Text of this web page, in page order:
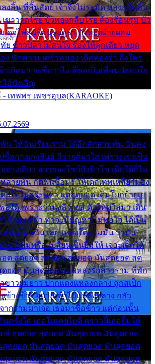
งลิ้น ที่สิ้นสัตย์ เจ้าจึงไม่ระมัด หลงกลิ่นลิ้น
ขาวาดโรย บัวทองกลีบโรย ต้องร้อนรุม บัว
ดุจไฟสุมร้อนรุมอุรา บัวทองผ่ายผอม
ย ข้าวปลาไม่สนใจ ร้องไห้ลูกเดียว หยุด
ง พักความเศร้าหมอง เถิดทองจ๋า ถึงใคร
าเกิดมา จะชื่อว่าไง พี่ขอเป็นเพื่อนปลอบใจ
ไอ้บังเอิญ
- เทพพร เพชรอุบล(KARAOKE)
น ให้ฉันเรียนราม ได้อีกสักสามพัน ฉันคง
ซื้อกางเกงยีนส์ ลีวายส์มาใส่ เพราะเราเป็น
ย่างเดียว อยากจะโชว์ถึงหิวโซ เด็กใต้ก็ไม่
ลายพัน กัดฟันซื้อมา ให้เด็กเทพเหลียวมอง
กใต้ไม่ธรรมดา แต่สุดยอด เดินโยกย้ายเย
อได้ เพราะว่านุ่งลีวายส์ ตัวใหม่ใส่มา เดิน
โก๊มองหน้า ท่าจะมีปัญหา ไม่พอใจ ได้เป็น
ต่ฉันไม่หวั่น เลยแหลงใต้ถามมัน ว่ามัน
บว่าไม่พรื่อ เปลี่ยนเป็นยิ้มให้ เจอะเด็กใต้
อด สุดยอด สุดยอด สุดยอด มันสุดยอด สุด
ดยอด มันสุดยอด แอบหลงรักสาวราม ที่พัก
ขาวผมยาว ปากแดงแหลงกลาง ถูกสเป็ก
ข้างข้าง อยากเข้าไปแหลงกลาง กลัว
ากรามมาเจอ เธอมาซื้อข้าว แต่ก่อนนั้น
นครั้งใด เธอไม่เคยไยดี คราวนี้เธอยิ้มให้
ยส์ สุดยอด สุดยอด มันสุดยอด มันสุดยอด
ดยอด มันสุดยอด มันสุดยอด มันสุดยอด
ดยอด มันสุดยอด มันสุดยอด มันสุดยอด